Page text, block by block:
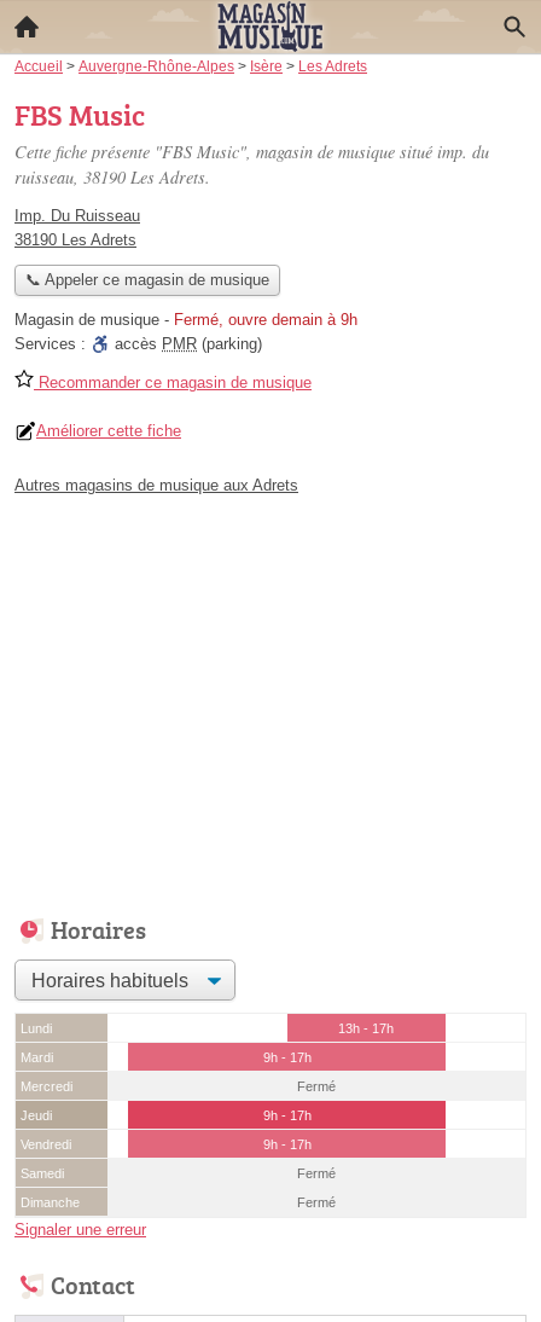
Accueil > Auvergne-Rhône-Alpes > Isère > Les Adrets
FBS Music
Cette fiche présente "FBS Music", magasin de musique situé imp. du
ruisseau, 38190 Les Adrets.
Imp. Du Ruisseau
38190 Les Adrets
📞 Appeler ce magasin de musique
Magasin de musique - Fermé, ouvre demain à 9h
Services :
accès PMR (parking)
Recommander ce magasin de musique
Améliorer cette fiche
Autres magasins de musique aux Adrets
Horaires
Lundi
13h - 17h
Mardi
9h - 17h
Mercredi
Fermé
Jeudi
9h - 17h
Vendredi
9h - 17h
Samedi
Fermé
Dimanche
Fermé
Signaler une erreur
Contact